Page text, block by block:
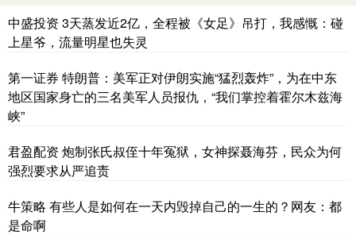
中盛投资 3天蒸发近2亿，全程被《女足》吊打，我感慨：碰
上星爷，流量明星也失灵
第一证券 特朗普：美军正对伊朗实施“猛烈轰炸”，为在中东
地区国家身亡的三名美军人员报仇，“我们掌控着霍尔木兹海
峡”
君盈配资 炮制张氏叔侄十年冤狱，女神探聂海芬，民众为何
强烈要求从严追责
牛策略 有些人是如何在一天内毁掉自己的一生的？网友：都
是命啊